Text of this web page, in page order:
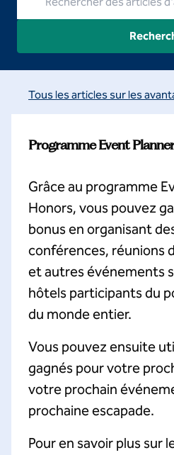
Tous les articles sur les
Programme Event
Grâce au programme
Honors, vous pouvez
bonus en organisant
conférences, réunions
et autres événements
hôtels participants du
du monde entier.
Vous pouvez ensuite
gagnés pour votre
votre prochain
prochaine escapade.
Pour en savoir plus sur